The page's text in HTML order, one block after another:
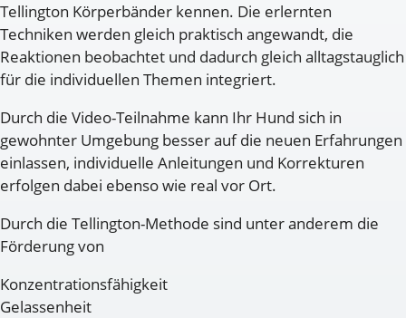
Tellington Körperbänder kennen. Die erlernten
Techniken werden gleich praktisch angewandt, die
Reaktionen beobachtet und dadurch gleich alltagstauglich
für die individuellen Themen integriert.
Durch die Video-Teilnahme kann Ihr Hund sich in
gewohnter Umgebung besser auf die neuen Erfahrungen
einlassen, individuelle Anleitungen und Korrekturen
erfolgen dabei ebenso wie real vor Ort.
Durch die Tellington-Methode sind unter anderem die
Förderung von
Konzentrationsfähigkeit
Gelassenheit